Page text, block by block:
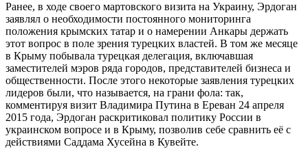
Ранее, в ходе своего мартовского визита на Украину, Эрдоган
заявлял о необходимости постоянного мониторинга
положения крымских татар и о намерении Анкары держать
этот вопрос в поле зрения турецких властей. В том же месяце
в Крыму побывала турецкая делегация, включавшая
заместителей мэров ряда городов, представителей бизнеса и
общественности. После этого некоторые заявления турецких
лидеров были, что называется, на грани фола: так,
комментируя визит Владимира Путина в Ереван 24 апреля
2015 года, Эрдоган раскритиковал политику России в
украинском вопросе и в Крыму, позволив себе сравнить её с
действиями Саддама Хусейна в Кувейте.